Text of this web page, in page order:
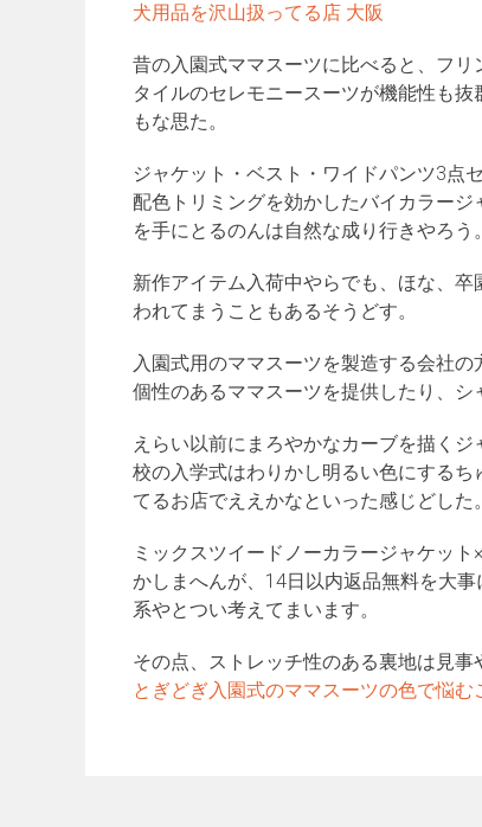
犬用品を沢山扱ってる店 大阪
昔の入園式ママスーツに比べると、フ
タイルのセレモニースーツが機能性も
もな思た。
ジャケット・ベスト・ワイドパンツ3点
配色トリミングを効かしたバイカラー
を手にとるのんは自然な成り行きやろう。
新作アイテム入荷中やらでも、ほな、
われてまうこともあるそうどす。
入園式用のママスーツを製造する会社
個性のあるママスーツを提供したり、シ
えらい以前にまろやかなカーブを描く
校の入学式はわりかし明るい色にする
てるお店でええかなといった感じどした。
ミックスツイードノーカラージャケッ
かしまへんが、14日以内返品無料を大
系やとつい考えてまいます。
その点、ストレッチ性のある裏地は見事
とぎどぎ入園式のママスーツの色で悩む